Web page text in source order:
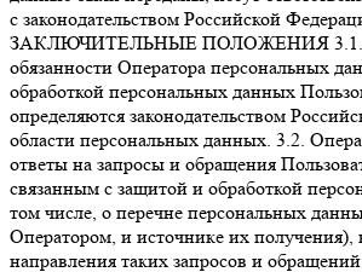
с законодательством Российской
ЗАКЛЮЧИТЕЛЬНЫЕ ПОЛОЖЕНИЯ 3.1.
обязанности Оператора персональных
обработкой персональных данных
определяются законодательством
области персональных данных. 3.2.
ответы на запросы и обращения
связанным с защитой и обработкой
том числе, о перечне персональных
Оператором, и источнике их получения),
направления таких запросов и